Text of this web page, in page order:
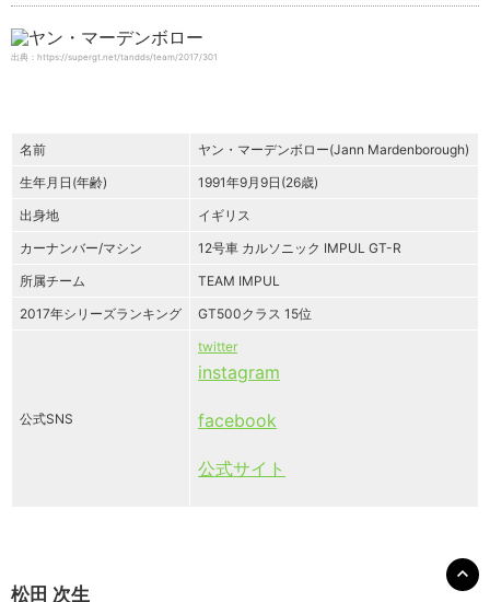
出典：https://supergt.net/tandds/team/2017/301
名前
ヤン・マーデンボロー(Jann Mardenborough)
生年月日(年齢)
1991年9月9日(26歳)
出身地
イギリス
カーナンバー/マシン
12号車 カルソニック IMPUL GT-R
所属チーム
TEAM IMPUL
2017年シリーズランキング
GT500クラス 15位
公式SNS
twitter
instagram
facebook
公式サイト
松田 次生